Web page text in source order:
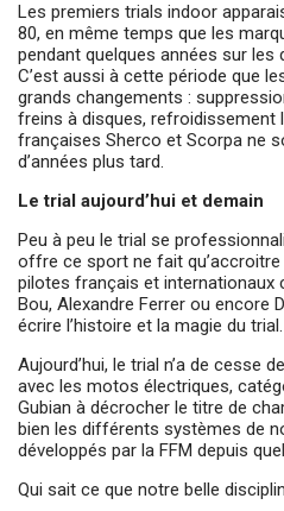
Les premiers trials indoor
80, en même temps que les
pendant quelques années sur
C’est aussi à cette période que
grands changements :
freins à disques, refroidissement
françaises Sherco et Scorpa ne
d’années plus tard.
Le trial aujourd’hui et demain
Peu à peu le trial se
offre ce sport ne fait qu’accroitre
pilotes français et internationaux
Bou, Alexandre Ferrer ou encore
écrire l’histoire et la magie du trial.
Aujourd’hui, le trial n’a de cesse
avec les motos électriques,
Gubian à décrocher le titre de
bien les différents systèmes de
développés par la FFM depuis
Qui sait ce que notre belle